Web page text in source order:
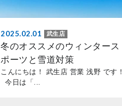
2025.02.01 武生店
冬のオススメのウィンタース
ポーツと雪道対策
こんにちは！ 武生店 営業 浅野 です！
今日は「...